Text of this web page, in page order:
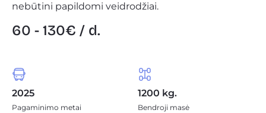
nebūtini papildomi veidrodžiai.
60 - 130€ / d.
2025
Pagaminimo metai
1200 kg.
Bendroji masė